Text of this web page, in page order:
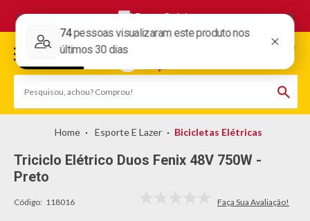
Frete Grátis
Esporte E Lazer Bicicletas Elétricas
Triciclo Elétrico Duos Fenix 48V 750W -
Preto
Código: 118016